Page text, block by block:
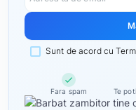
Sunt de acord cu
check
Fara spam Te